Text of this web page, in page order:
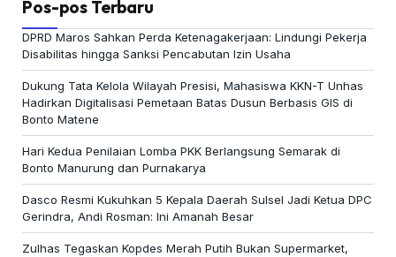
Pos-pos Terbaru
DPRD Maros Sahkan Perda Ketenagakerjaan: Lindungi Pekerja
Disabilitas hingga Sanksi Pencabutan Izin Usaha
Dukung Tata Kelola Wilayah Presisi, Mahasiswa KKN-T Unhas
Hadirkan Digitalisasi Pemetaan Batas Dusun Berbasis GIS di
Bonto Matene
Hari Kedua Penilaian Lomba PKK Berlangsung Semarak di
Bonto Manurung dan Purnakarya
Dasco Resmi Kukuhkan 5 Kepala Daerah Sulsel Jadi Ketua DPC
Gerindra, Andi Rosman: Ini Amanah Besar
Zulhas Tegaskan Kopdes Merah Putih Bukan Supermarket,